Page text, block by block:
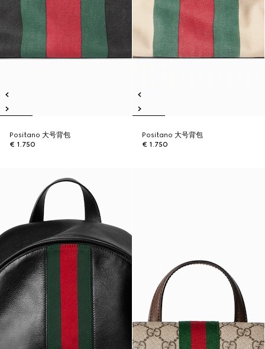
Positano 大号背包
€ 1.750
Positano 大号背包
€ 1.750